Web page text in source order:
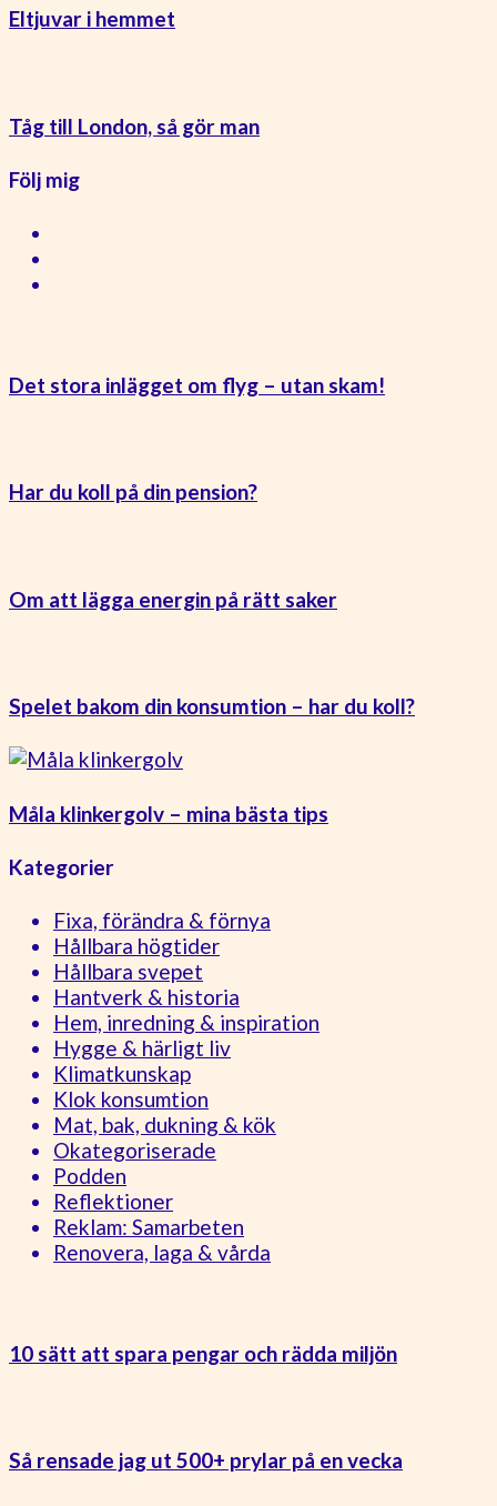
Eltjuvar i hemmet
Tåg till London, så gör man
Följ mig
Det stora inlägget om flyg – utan skam!
Har du koll på din pension?
Om att lägga energin på rätt saker
Spelet bakom din konsumtion – har du koll?
Måla klinkergolv – mina bästa tips
Kategorier
Fixa, förändra & förnya
Hållbara högtider
Hållbara svepet
Hantverk & historia
Hem, inredning & inspiration
Hygge & härligt liv
Klimatkunskap
Klok konsumtion
Mat, bak, dukning & kök
Okategoriserade
Podden
Reflektioner
Reklam: Samarbeten
Renovera, laga & vårda
10 sätt att spara pengar och rädda miljön
Så rensade jag ut 500+ prylar på en vecka